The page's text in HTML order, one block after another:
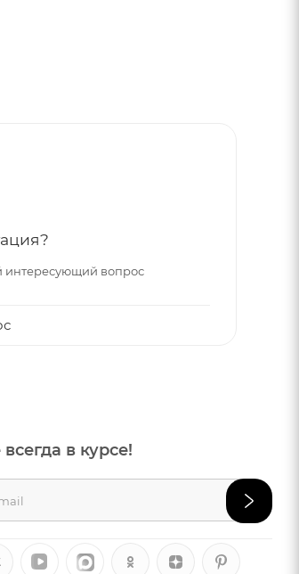
интересующий вопрос
всегда в курсе!